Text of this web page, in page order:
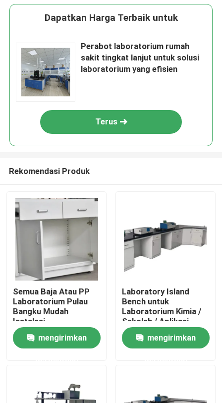
Rumah
Kontak
Dapatkan Harga Terbaik untuk
Perabot laboratorium rumah
sakit tingkat lanjut untuk solusi
laboratorium yang efisien
Terus
Rekomendasi Produk
Semua Baja Atau PP
Laboratorium Pulau
Bangku Mudah
Instalasi
mengirimkan
Laboratory Island
Bench untuk
Laboratorium Kimia /
Sekolah / Aplikasi
Lembaga Penelitian
mengirimkan